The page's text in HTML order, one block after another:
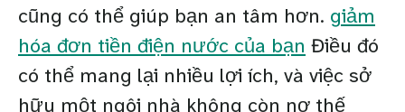
cũng có thể giúp bạn an tâm hơn. giảm
hóa đơn tiền điện nước của bạn Điều đó
có thể mang lại nhiều lợi ích, và việc sở
hữu một ngôi nhà không còn nợ thế